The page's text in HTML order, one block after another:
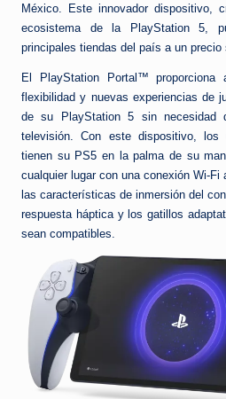
México. Este innovador dispositivo,
ecosistema de la PlayStation 5,
principales tiendas del país a un precio
El PlayStation Portal™ proporciona
flexibilidad y nuevas experiencias de
de su PlayStation 5 sin necesidad
televisión. Con este dispositivo, los
tienen su PS5 en la palma de su
cualquier lugar con una conexión Wi-
las características de inmersión del
respuesta háptica y los gatillos
sean compatibles.